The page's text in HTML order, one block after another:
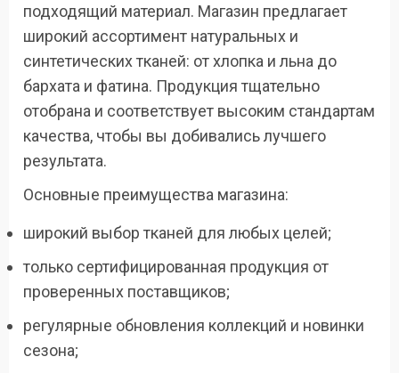
подходящий материал. Магазин предлагает
широкий ассортимент натуральных и
синтетических тканей: от хлопка и льна до
бархата и фатина. Продукция тщательно
отобрана и соответствует высоким стандартам
качества, чтобы вы добивались лучшего
результата.
Основные преимущества магазина:
широкий выбор тканей для любых целей;
только сертифицированная продукция от
проверенных поставщиков;
регулярные обновления коллекций и новинки
сезона;